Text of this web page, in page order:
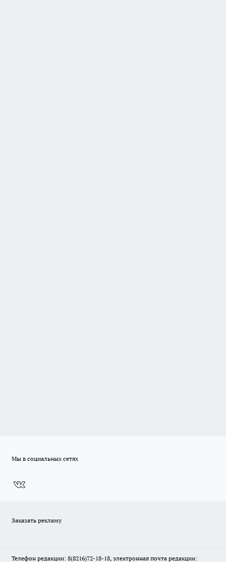
Мы в социальных сетях
Заказать рекламу
Телефон редакции: 8(8216)72-18-18, электронная почта редакции: